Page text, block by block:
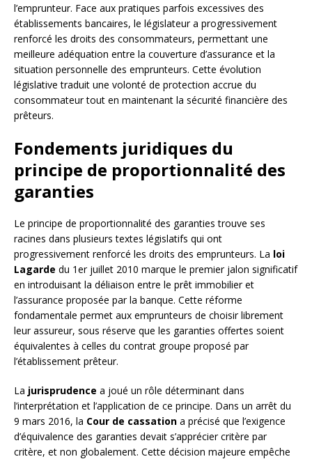
l’emprunteur. Face aux pratiques parfois excessives des
établissements bancaires, le législateur a progressivement
renforcé les droits des consommateurs, permettant une
meilleure adéquation entre la couverture d’assurance et la
situation personnelle des emprunteurs. Cette évolution
législative traduit une volonté de protection accrue du
consommateur tout en maintenant la sécurité financière des
prêteurs.
Fondements juridiques du
principe de proportionnalité des
garanties
Le principe de proportionnalité des garanties trouve ses
racines dans plusieurs textes législatifs qui ont
progressivement renforcé les droits des emprunteurs. La loi
Lagarde du 1er juillet 2010 marque le premier jalon significatif
en introduisant la déliaison entre le prêt immobilier et
l’assurance proposée par la banque. Cette réforme
fondamentale permet aux emprunteurs de choisir librement
leur assureur, sous réserve que les garanties offertes soient
équivalentes à celles du contrat groupe proposé par
l’établissement prêteur.
La jurisprudence a joué un rôle déterminant dans
l’interprétation et l’application de ce principe. Dans un arrêt du
9 mars 2016, la Cour de cassation a précisé que l’exigence
d’équivalence des garanties devait s’apprécier critère par
critère, et non globalement. Cette décision majeure empêche